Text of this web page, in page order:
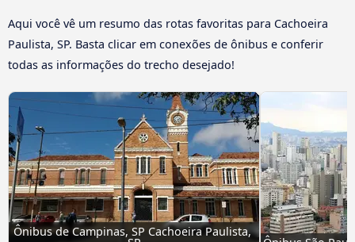
Aqui você vê um resumo das rotas favoritas para Cachoeira
Paulista, SP. Basta clicar em conexões de ônibus e conferir
todas as informações do trecho desejado!
Ônibus de Campinas, SP Cachoeira Paulista,